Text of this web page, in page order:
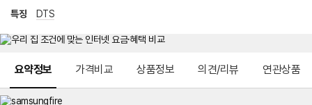
특징 DTS
요약정보 가격비교 상품정보 의견/리뷰 연관상품